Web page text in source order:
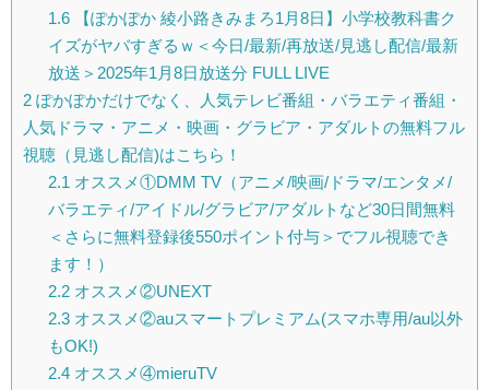
1.6【ぽかぽか 綾小路きみまろ1月8日】小学校教科書ク
イズがヤバすぎるｗ＜今日/最新/再放送/見逃し配信/最新
放送＞2025年1月8日放送分 FULL LIVE
2 ぽかぽかだけでなく、人気テレビ番組・バラエティ番組・
人気ドラマ・アニメ・映画・グラビア・アダルトの無料フル
視聴（見逃し配信)はこちら！
2.1 オススメ①DMM TV（アニメ/映画/ドラマ/エンタメ/
バラエティ/アイドル/グラビア/アダルトなど30日間無料
＜さらに無料登録後550ポイント付与＞でフル視聴でき
ます！）
2.2オススメ②UNEXT
2.3オススメ②auスマートプレミアム(スマホ専用/au以外
もOK!)
2.4オススメ④mieruTV